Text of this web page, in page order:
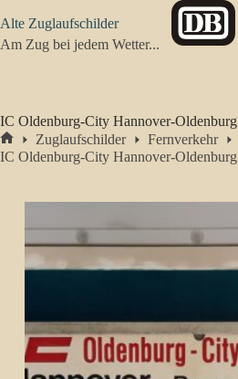
Inhalt
springen
Alte Zuglaufschilder
Am Zug bei jedem Wetter...
IC Oldenburg-City Hannover-Oldenburg
Start
Zuglaufschilder Fernverkehr
IC Oldenburg-City Hannover-Oldenburg